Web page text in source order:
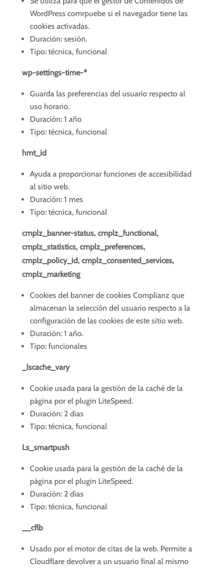
WordPress comrpuebe si el navegador tiene las
cookies activadas.
Duración: sesión.
Tipo: técnica, funcional
wp-settings-time-*
Guarda las preferencias del usuario respecto al
uso horario.
Duración: 1 año
Tipo: técnica, funcional
hmt_id
Ayuda a proporcionar funciones de accesibilidad
al sitio web.
Duración: 1 mes
Tipo: técnica, funcional
cmplz_banner-status, cmplz_functional,
cmplz_statistics, cmplz_preferences,
cmplz_policy_id, cmplz_consented_services,
cmplz_marketing
Cookies del banner de cookies Complianz que
almacenan la selección del usuario respecto a la
configuración de las cookies de este sitio web.
Duración: 1 año.
Tipo: funcionales
_lscache_vary
Cookie usada para la gestión de la caché de la
página por el plugin LiteSpeed.
Duración: 2 días
Tipo: técnica, funcional
Ls_smartpush
Cookie usada para la gestión de la caché de la
página por el plugin LiteSpeed.
Duración: 2 días
Tipo: técnica, funcional
__cflb
Usado por el motor de citas de la web. Permite a
Cloudflare devolver a un usuario final al mismo